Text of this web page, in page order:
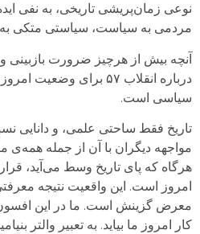
مردمی به سیاست، سیاستی متکی
آنچه بیش از هرچیز ضرورت بازبینی
درباره انقلاب ۵۷
سیاسی است.
تاریخ فقط ساحتی علمی، و دانایی
مواجهه دیگران با آن از جمله
هرگاه که پای تاریخ وسط می‌آید،
امروز است. این واقعیت نتیجه‌
معرض گزینش است. ما در این افسون
کار امروز ما بیاید. به تعبیر